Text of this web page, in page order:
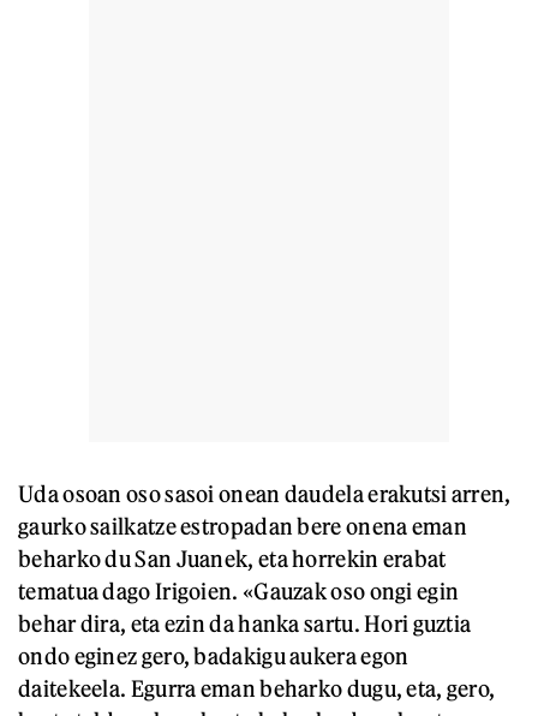
Uda osoan oso sasoi onean daudela erakutsi arren,
gaurko sailkatze estropadan bere onena eman
beharko du San Juanek, eta horrekin erabat
tematua dago Irigoien. «Gauzak oso ongi egin
behar dira, eta ezin da hanka sartu. Hori guztia
ondo eginez gero, badakigu aukera egon
daitekeela. Egurra eman beharko dugu, eta, gero,